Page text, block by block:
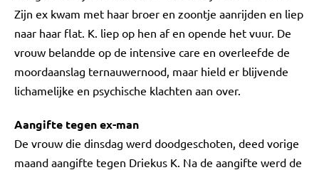
Zijn ex kwam met haar broer en zoontje aanrijden en liep
naar haar flat. K. liep op hen af en opende het vuur. De
vrouw belandde op de intensive care en overleefde de
moordaanslag ternauwernood, maar hield er blijvende
lichamelijke en psychische klachten aan over.
Aangifte tegen ex-man
De vrouw die dinsdag werd doodgeschoten, deed vorige
maand aangifte tegen Driekus K. Na de aangifte werd de